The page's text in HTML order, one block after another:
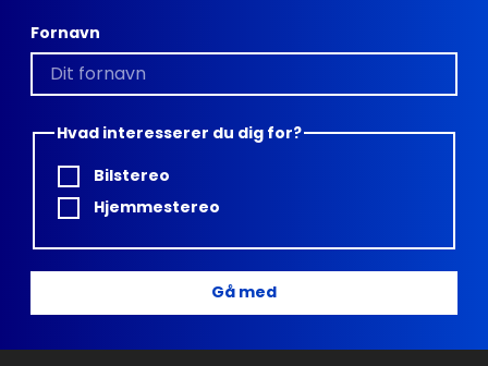
Fornavn
Hvad interesserer du dig for?
Bilstereo
Hjemmestereo
Gå med